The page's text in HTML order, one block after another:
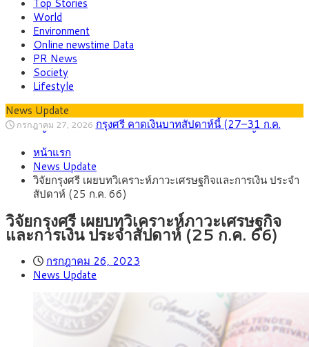
Top Stories
World
Environment
Online newstime Data
PR News
Society
Lifestyle
News Update
กรกฎาคม 27, 2026 กรุงศรี คาดเงินบาทสัปดาห์นี้ (27–31 ก.ค.
หน้ารถไฟฟ้าสงขลา โมโนเรล 12.54 กม. เชื่อมเมืองหาดใหญ่
สิงหาคม 4, 2026
รายหัวเพียง 2,618 บาท เสนอทบทวนจัดสรรงบให้สอดคล้องภาระ
งานจริง
สิงหาคม 3, 2026 กรุงศรี คาดเงินบาทสัปดาห์นี้ซื้อขายในกรอบ
33.00-33.60 ติดตามข้อมูลจ้างงานสหรัฐฯ
สิงหาคม 1, 2026 “เอกนิติ” เปิดเครื่องยนต์เศรษฐกิจใหม่ของไทย
เดินหน้า 5 ยุทธศาสตร์ รื้อโครงสร้างเศรษฐกิจ ดันไทยโตเต็ม
ศักยภาพ
กรกฎาคม 27, 2026 ภัยเงียบใกล้ตัวเด็ก LSD “แสตมป์เมา” ยาเสพ
ติดลายการ์ตูน กรมศุลกากร เตือนผู้ปกครองเฝ้าระวัง หลังยึดล็อต
ใหญ่จากเยอรมนี
หน้าแรก
News Update
วิจัยกรุงศรี เผยบทวิเคราะห์ภาวะเศรษฐกิจและการเงิน ประจำ
สัปดาห์ (25 ก.ค. 66)
วิจัยกรุงศรี เผยบทวิเคราะห์ภาวะเศรษฐกิจ
และการเงิน ประจำสัปดาห์ (25 ก.ค. 66)
กรกฎาคม 26, 2023
News Update